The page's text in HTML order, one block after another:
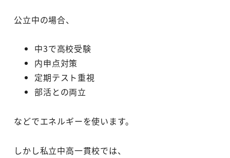
公立中の場合、
中3で高校受験
内申点対策
定期テスト重視
部活との両立
などでエネルギーを使います。
しかし私立中高一貫校では、